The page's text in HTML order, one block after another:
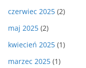
czerwiec 2025 (2)
maj 2025 (2)
kwiecień 2025 (1)
marzec 2025 (1)